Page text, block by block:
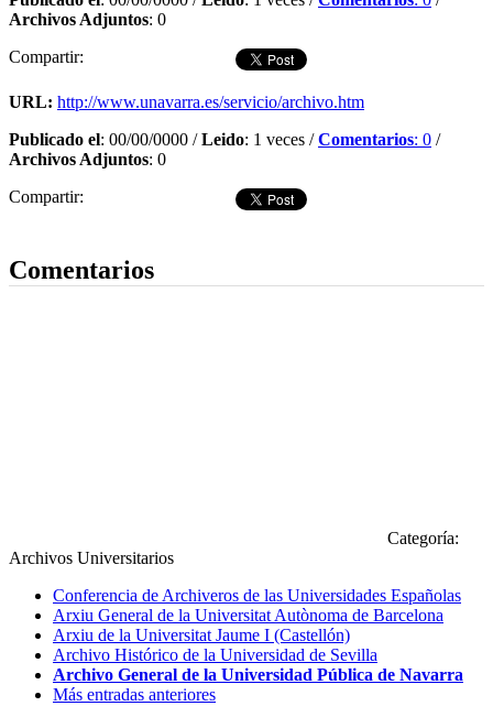
Archivos Adjuntos: 0
Compartir:
URL: http://www.unavarra.es/servicio/archivo.htm
Publicado el: 00/00/0000 /Leido: 1 veces /Comentarios: 0 /
Archivos Adjuntos: 0
Compartir:
Comentarios
Categoría:
Archivos Universitarios
Conferencia de Archiveros de las Universidades Españolas
Arxiu General de la Universitat Autònoma de Barcelona
Arxiu de la Universitat Jaume I (Castellón)
Archivo Histórico de la Universidad de Sevilla
Archivo General de la Universidad Pública de Navarra
Más entradas anteriores